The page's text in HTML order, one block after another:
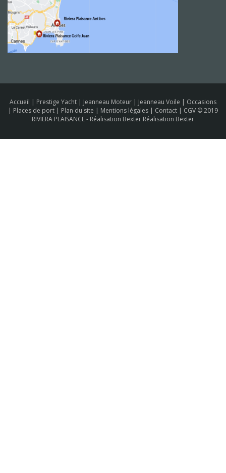
Accueil | Prestige Yacht | Jeanneau Moteur | Jeanneau Voile | Occasions
| Places de port | Plan du site | Mentions légales | Contact | CGV © 2019
RIVIERA PLAISANCE - Réalisation Bexter Réalisation Bexter